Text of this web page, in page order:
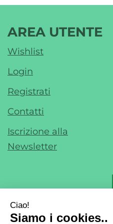
AREA UTENTE
Wishlist
Login
Registrati
Contatti
Iscrizione alla
Newsletter